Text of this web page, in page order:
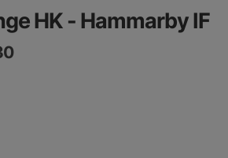
HK - Hammarby IF